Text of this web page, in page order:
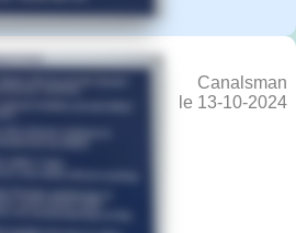
Canalsman
le 13-10-2024